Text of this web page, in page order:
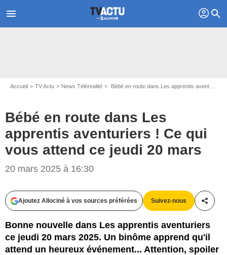
menu profil search
Accueil TV Actu News Télérealité Bébé en route dans Les apprentis aventuriers ! Ce qui vous attend ce jeudi 20 mars
Bébé en route dans Les
apprentis aventuriers ! Ce qui
vous attend ce jeudi 20 mars
20 mars 2025 à 16:30
Ajoutez Allociné à vos sources préférées Suivez-nous
Bonne nouvelle dans Les apprentis aventuriers
ce jeudi 20 mars 2025. Un binôme apprend qu'il
attend un heureux événement... Attention, spoiler